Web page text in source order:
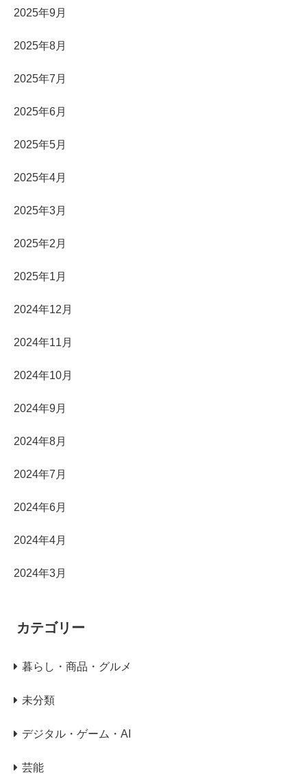
2025年9月
2025年8月
2025年7月
2025年6月
2025年5月
2025年4月
2025年3月
2025年2月
2025年1月
2024年12月
2024年11月
2024年10月
2024年9月
2024年8月
2024年7月
2024年6月
2024年4月
2024年3月
カテゴリー
暮らし・商品・グルメ
未分類
デジタル・ゲーム・AI
芸能